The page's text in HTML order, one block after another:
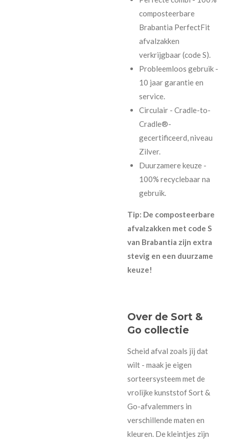
composteerbare
Brabantia PerfectFit
afvalzakken
verkrijgbaar (code S).
Probleemloos gebruik -
10 jaar garantie en
service.
Circulair - Cradle-to-
Cradle®-
gecertificeerd, niveau
Zilver.
Duurzamere keuze -
100% recyclebaar na
gebruik.
Tip: De composteerbare
afvalzakken met code S
van Brabantia zijn extra
stevig en een duurzame
keuze!
Over de Sort &
Go collectie
Scheid afval zoals jij dat
wilt - maak je eigen
sorteersysteem met de
vrolijke kunststof Sort &
Go-afvalemmers in
verschillende maten en
kleuren. De kleintjes zijn